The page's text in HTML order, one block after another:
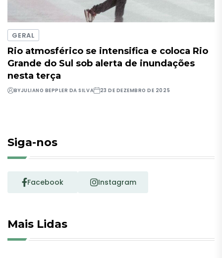
GERAL
Rio atmosférico se intensifica e coloca Rio
Grande do Sul sob alerta de inundações
nesta terça
BYJULIANO BEPPLER DA SILVA 23 DE DEZEMBRO DE 2025
Siga-nos
Facebook Instagram
Mais Lidas